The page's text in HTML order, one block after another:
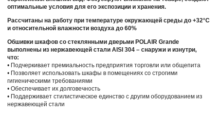
оптимальные условия для его экспозиции и хранения.
Рассчитаны на работу при температуре окружающей среды до +32°С
и относительной влажности воздуха до 60%
Обшивки шкафов со стеклянными дверьми POLAIR Grande
выполнены из нержавеющей стали AISI 304 – снаружи и изнутри,
что:
• Подчеркивает премиальность предприятия торговли или общепита
• Позволяет использовать шкафы в помещениях со строгими
гигиеническими требованиями
• Обеспечивает их долговечность
• Поддерживает стилистическое единство с другим оборудованием из
нержавеющей стали